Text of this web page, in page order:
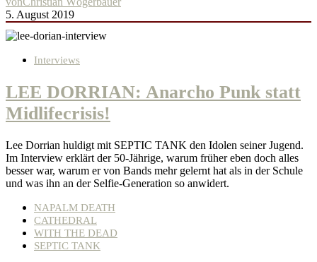
5. August 2019
Interviews
LEE DORRIAN: Anarcho Punk statt
Midlifecrisis!
Lee Dorrian huldigt mit SEPTIC TANK den Idolen seiner Jugend.
Im Interview erklärt der 50-Jährige, warum früher eben doch alles
besser war, warum er von Bands mehr gelernt hat als in der Schule
und was ihn an der Selfie-Generation so anwidert.
NAPALM DEATH
CATHEDRAL
WITH THE DEAD
SEPTIC TANK